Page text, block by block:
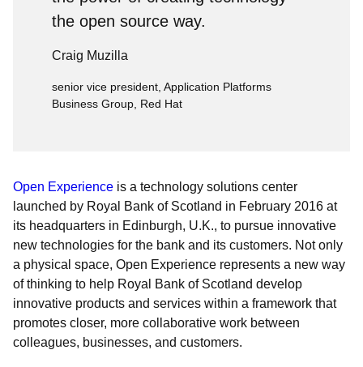
the open source way.
Craig Muzilla
senior vice president, Application Platforms
Business Group, Red Hat
Open Experience is a technology solutions center
launched by Royal Bank of Scotland in February 2016 at
its headquarters in Edinburgh, U.K., to pursue innovative
new technologies for the bank and its customers. Not only
a physical space, Open Experience represents a new way
of thinking to help Royal Bank of Scotland develop
innovative products and services within a framework that
promotes closer, more collaborative work between
colleagues, businesses, and customers.